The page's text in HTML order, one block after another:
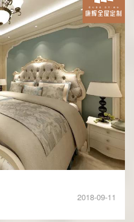
2018-09-11